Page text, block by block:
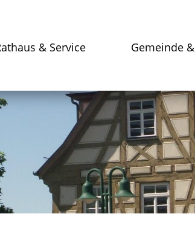
& Service Gemeinde